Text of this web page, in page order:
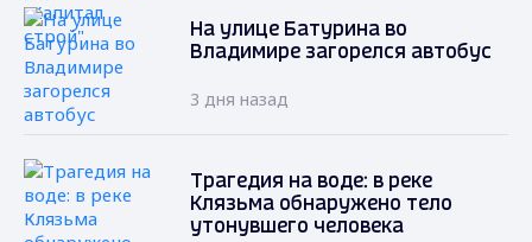
На улице Батурина во
Владимире загорелся автобус
3 дня назад
Трагедия на воде: в реке
Клязьма обнаружено тело
утонувшего человека